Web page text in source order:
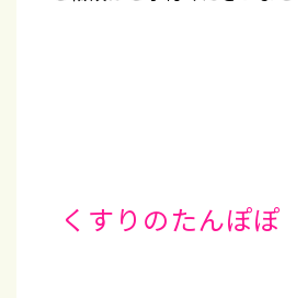
くすりのたんぽぽ